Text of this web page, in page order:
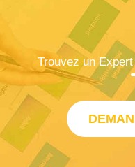
Trouvez un